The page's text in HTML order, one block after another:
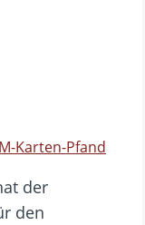
Karten-Pfand
der
den